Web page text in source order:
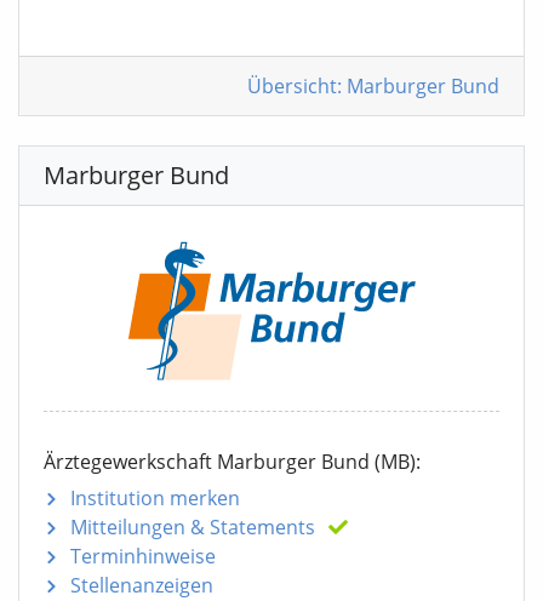
Übersicht: Marburger Bund
Marburger Bund
Ärztegewerkschaft Marburger Bund (MB):
Institution merken
Mitteilungen & Statements
Terminhinweise
Stellenanzeigen